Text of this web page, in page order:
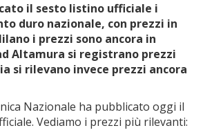
il sesto listino ufficiale i
duro nazionale, con prezzi in
i prezzi sono ancora in
Altamura si registrano prezzi
si rilevano invece prezzi ancora
Nazionale ha pubblicato oggi il
Vediamo i prezzi più rilevanti: